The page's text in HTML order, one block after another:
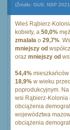
(Źródło: GUS, NSP
Wieś Rąbierz-
kobiety, a 50,0%
zmalała o 29,7%.
mniejszy od
oraz mniejszy od
54,4%
18,9% w wieku
poprodukcyjnym.
wsi Rąbierz-Kolonia
obciążenia
województwa
obciążenia